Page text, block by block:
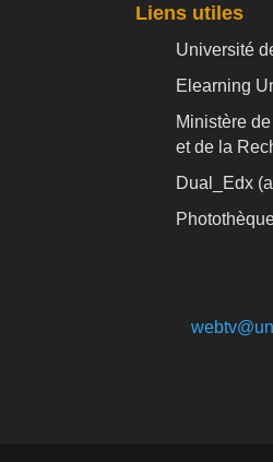
Liens utiles
Université
Elearning
Ministère
et de la
Dual_Edx (